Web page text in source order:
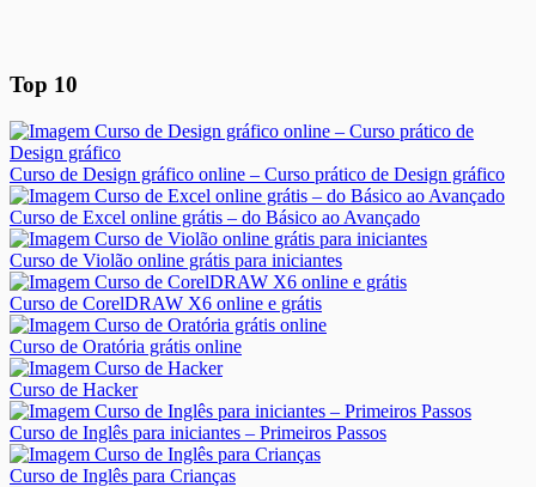
Top 10
Curso de Design gráfico online – Curso prático de Design gráfico
Curso de Excel online grátis – do Básico ao Avançado
Curso de Violão online grátis para iniciantes
Curso de CorelDRAW X6 online e grátis
Curso de Oratória grátis online
Curso de Hacker
Curso de Inglês para iniciantes – Primeiros Passos
Curso de Inglês para Crianças